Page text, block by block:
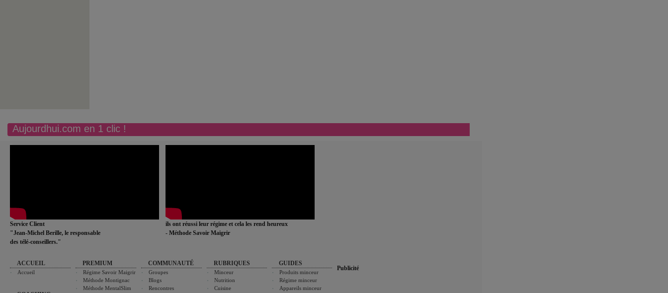
Aujourdhui.com en 1 clic !
Service Client
"Jean-Michel Berille, le responsable
des télé-conseillers."
ils ont réussi leur régime et cela les rend heureux
- Méthode Savoir Maigrir
ACCUEIL
Accueil
PREMIUM
Régime Savoir Maigrir
Méthode Montignac
Méthode MentalSlim
COMMUNAUTÉ
Groupes
Blogs
Rencontres
RUBRIQUES
Minceur
Nutrition
Cuisine
GUIDES
Produits minceur
Régime minceur
Appareils minceur
Publicité